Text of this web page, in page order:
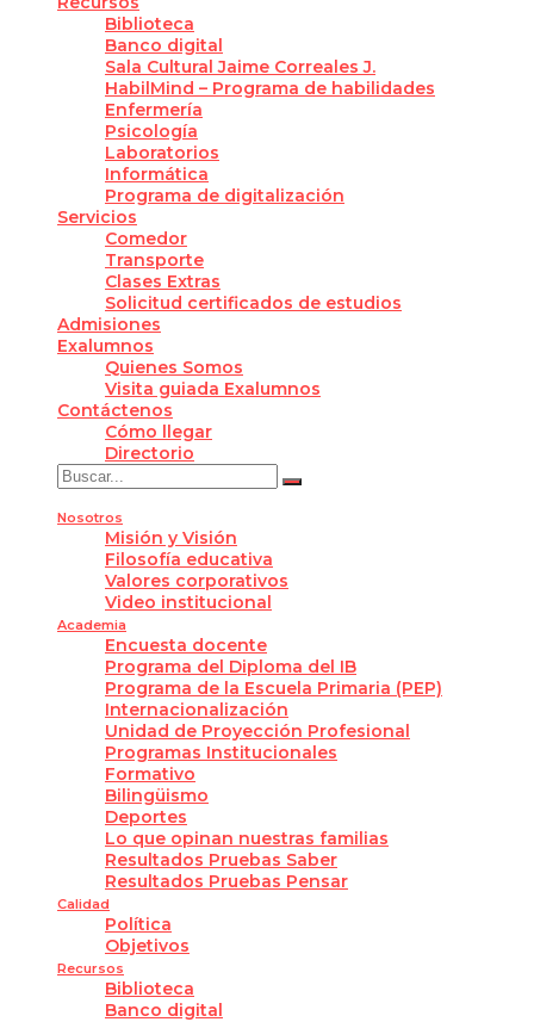
Biblioteca
Banco digital
Sala Cultural Jaime Correales J.
HabilMind – Programa de habilidades
Enfermería
Psicología
Laboratorios
Informática
Programa de digitalización
Servicios
Comedor
Transporte
Clases Extras
Solicitud certificados de estudios
Admisiones
Exalumnos
Quienes Somos
Visita guiada Exalumnos
Contáctenos
Cómo llegar
Directorio
Nosotros
Misión y Visión
Filosofía educativa
Valores corporativos
Video institucional
Academia
Encuesta docente
Programa del Diploma del IB
Programa de la Escuela Primaria (PEP)
Internacionalización
Unidad de Proyección Profesional
Programas Institucionales
Formativo
Bilingüismo
Deportes
Lo que opinan nuestras familias
Resultados Pruebas Saber
Resultados Pruebas Pensar
Calidad
Política
Objetivos
Recursos
Biblioteca
Banco digital